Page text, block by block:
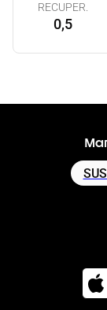
RECUPER.
0,5